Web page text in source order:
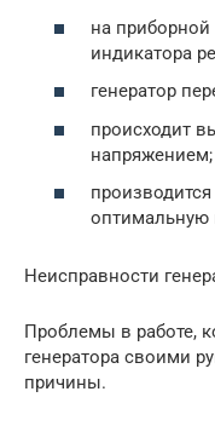
на
индикатора
генератор
происходит
напряжением;
оптимальную
Неисправности
Проблемы в работе,
генератора своими
причины.